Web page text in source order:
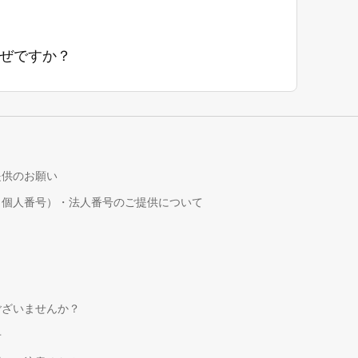
ですか？
のお願い
人番号）・法人番号のご提供について
いませんか？